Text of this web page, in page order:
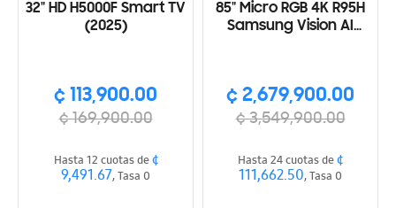
32" HD H5000F Smart TV
(2025)
¢ 113,900.00
¢ 169,900.00
Hasta 12 cuotas de¢
9,491.67, Tasa 0
85" Micro RGB 4K R95H
Samsung Vision AI
¢ 2,679,900.00
¢ 3,549,900.00
Hasta 24 cuotas de¢
111,662.50, Tasa 0